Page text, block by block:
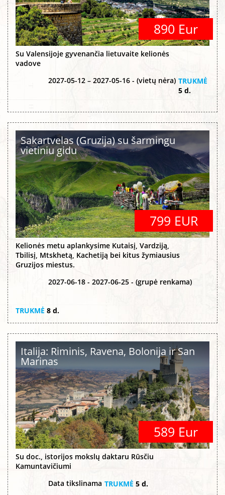
890 Eur
Su Valensijoje gyvenančia lietuvaite kelionės
vadove
2027-05-12 – 2027-05-16 - (vietų nėra) TRUKMĖ
5 d.
Sakartvelas (Gruzija) su šarmingu
vietiniu gidu
799 EUR
Kelionės metu aplankysime Kutaisį, Vardziją,
Tbilisį, Mtskhetą, Kachetiją bei kitus žymiausius
Gruzijos miestus.
2027-06-18 - 2027-06-25 - (grupė renkama)
TRUKMĖ 8 d.
Italija: Riminis, Ravena, Bolonija ir San
Marinas
589 Eur
Su doc., istorijos mokslų daktaru Rūsčiu
Kamuntavičiumi
Data tikslinama TRUKMĖ 5 d.